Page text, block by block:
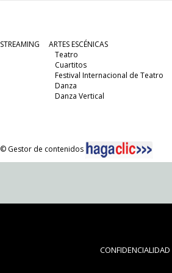
STREAMING
ARTES ESCÉNICAS
Teatro
Cuartitos
Festival Internacional de Teatro
Danza
Danza Vertical
© Gestor de contenidos
CONFIDENCIALIDAD